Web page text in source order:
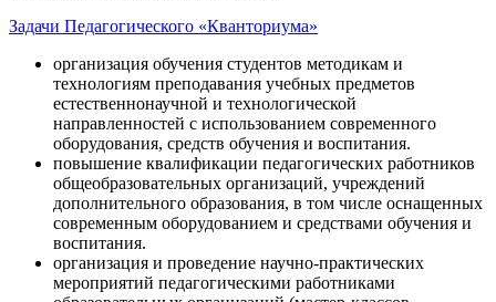
Задачи Педагогического «Кванториума»
организация обучения студентов методикам и
технологиям преподавания учебных предметов
естественнонаучной и технологической
направленностей с использованием современного
оборудования, средств обучения и воспитания.
повышение квалификации педагогических работников
общеобразовательных организаций, учреждений
дополнительного образования, в том числе оснащенных
современным оборудованием и средствами обучения и
воспитания.
организация и проведение научно-практических
мероприятий педагогическими работниками